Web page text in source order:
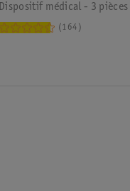
Dispositif médical - 3 pièces
164